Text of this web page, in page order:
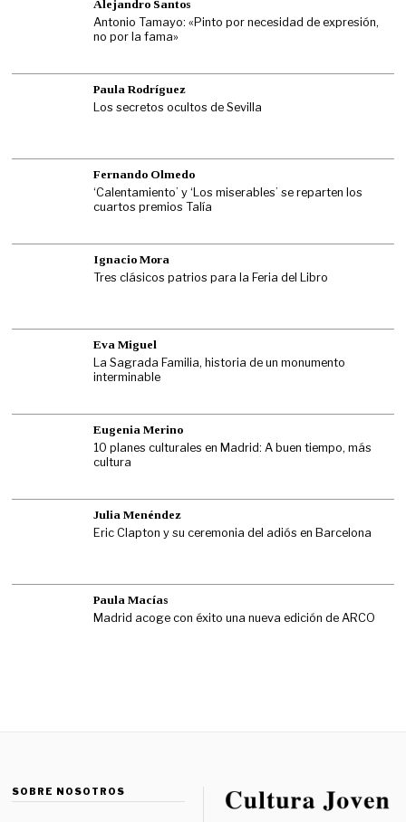
Alejandro Santos
Antonio Tamayo: «Pinto por necesidad de expresión,
no por la fama»
Paula Rodríguez
Los secretos ocultos de Sevilla
Fernando Olmedo
‘Calentamiento’ y ‘Los miserables’ se reparten los
cuartos premios Talía
Ignacio Mora
Tres clásicos patrios para la Feria del Libro
Eva Miguel
La Sagrada Familia, historia de un monumento
interminable
Eugenia Merino
10 planes culturales en Madrid: A buen tiempo, más
cultura
Julia Menéndez
Eric Clapton y su ceremonia del adiós en Barcelona
Paula Macías
Madrid acoge con éxito una nueva edición de ARCO
SOBRE NOSOTROS